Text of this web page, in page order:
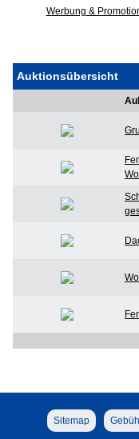
Werbung &
Auktionsübersicht
Sitemap